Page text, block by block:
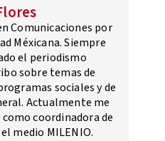
Comunicaciones por
Méxicana. Siempre
el periodismo
sobre temas de
sociales y de
Actualmente me
coordinadora de
medio MILENIO.